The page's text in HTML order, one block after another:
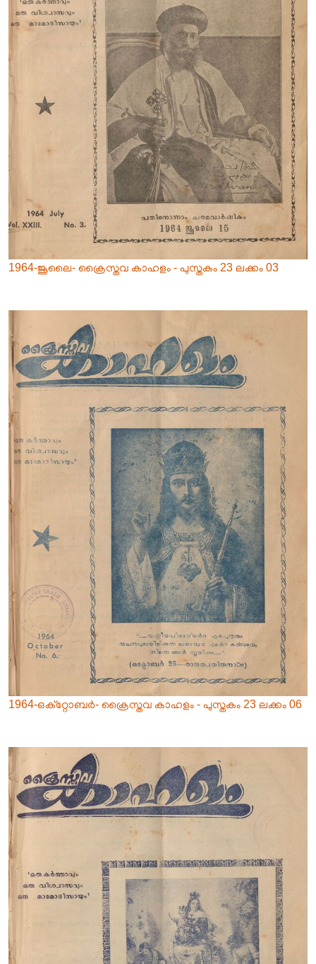
1964-ജൂലൈ- ക്രൈസ്തവ കാഹളം - പുസ്തകം 23 ലക്കം 03
1964-ഒക്റ്റോബർ- ക്രൈസ്തവ കാഹളം - പുസ്തകം 23 ലക്കം 06